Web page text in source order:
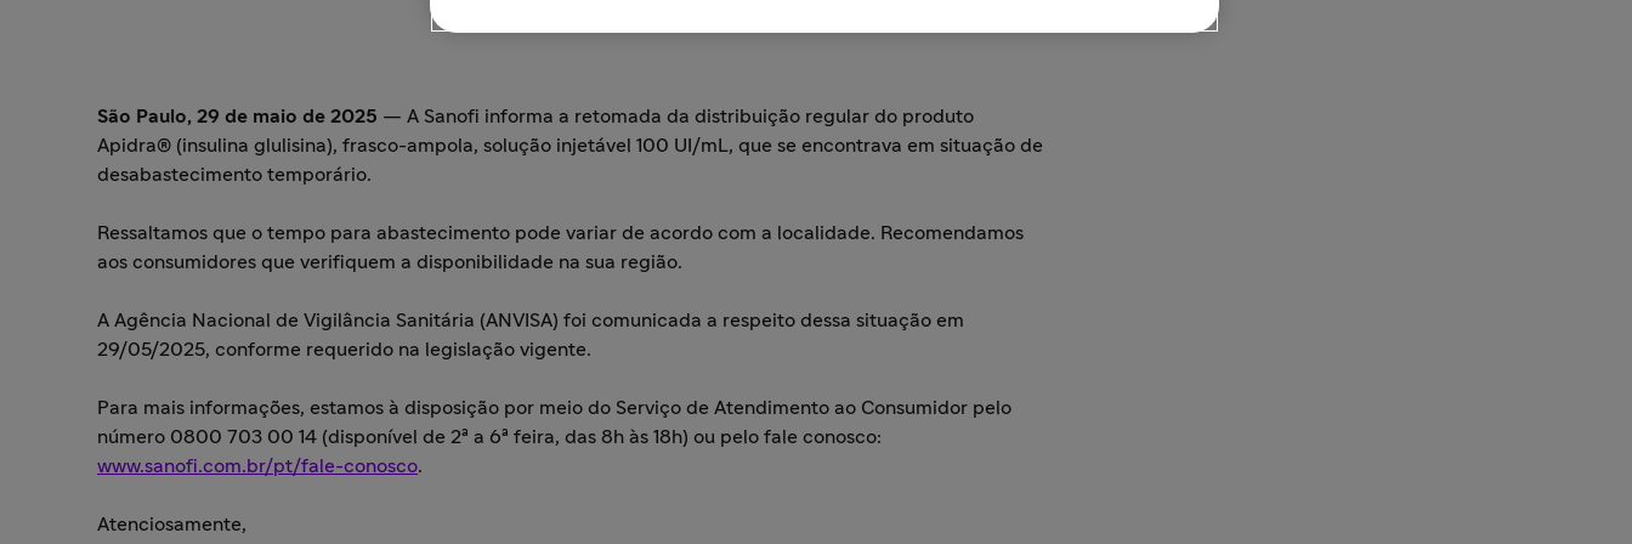
São Paulo, 29 de maio de 2025 — A Sanofi informa a retomada da distribuição regular do produto
Apidra® (insulina glulisina), frasco-ampola, solução injetável 100 UI/mL, que se encontrava em situação de
desabastecimento temporário.
Ressaltamos que o tempo para abastecimento pode variar de acordo com a localidade. Recomendamos
aos consumidores que verifiquem a disponibilidade na sua região.
A Agência Nacional de Vigilância Sanitária (ANVISA) foi comunicada a respeito dessa situação em
29/05/2025, conforme requerido na legislação vigente.
Para mais informações, estamos à disposição por meio do Serviço de Atendimento ao Consumidor pelo
número 0800 703 00 14 (disponível de 2ª a 6ª feira, das 8h às 18h) ou pelo fale conosco:
www.sanofi.com.br/pt/fale-conosco.
Atenciosamente,